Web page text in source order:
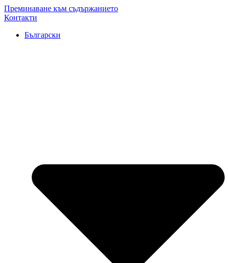
Преминаване към съдържанието
Контакти
Български